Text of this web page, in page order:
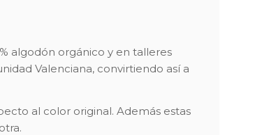
algodón orgánico y en talleres
Valenciana, convirtiendo así a
al color original. Además estas